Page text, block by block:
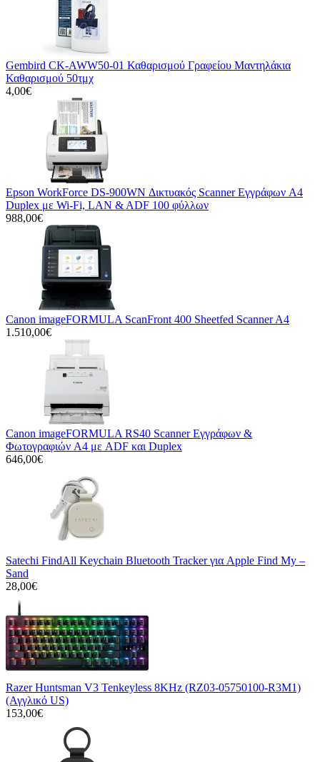
Gembird CK-AWW50-01 Καθαρισμού Γραφείου Μαντηλάκια
Καθαρισμού 50τμχ
4,00€
Epson WorkForce DS-900WN Δικτυακός Scanner Εγγράφων A4
Duplex με Wi-Fi, LAN & ADF 100 φύλλων
988,00€
Canon imageFORMULA ScanFront 400 Sheetfed Scanner A4
1.510,00€
Canon imageFORMULA RS40 Scanner Εγγράφων &
Φωτογραφιών A4 με ADF και Duplex
646,00€
Satechi FindAll Keychain Bluetooth Tracker για Apple Find My –
Sand
28,00€
Razer Huntsman V3 Tenkeyless 8KHz (RZ03-05750100-R3M1)
(Αγγλικό US)
153,00€